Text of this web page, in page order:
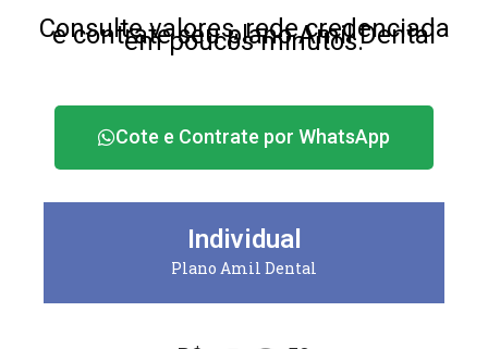
Consulte valores, rede credenciada
e contrate seu plano Amil Dental
em poucos minutos.
Cote e Contrate por WhatsApp
Individual
Plano Amil Dental